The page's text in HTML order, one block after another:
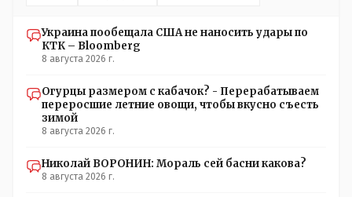
Украина пообещала США не наносить удары по
КТК – Bloomberg
8 августа 2026 г.
Огурцы размером с кабачок? - Перерабатываем
переросшие летние овощи, чтобы вкусно съесть
зимой
8 августа 2026 г.
Николай ВОРОНИН: Мораль сей басни какова?
8 августа 2026 г.